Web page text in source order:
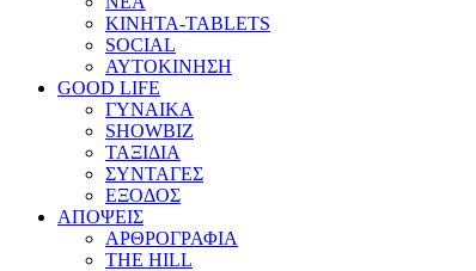
ΚΙΝΗΤΑ-TABLETS
SOCIAL
ΑΥΤΟΚΙΝΗΣΗ
GOOD LIFE
ΓΥΝΑΙΚΑ
SHOWBIZ
ΤΑΞΙΔΙΑ
ΣΥΝΤΑΓΕΣ
ΕΞΟΔΟΣ
ΑΠΟΨΕΙΣ
ΑΡΘΡΟΓΡΑΦΙΑ
THE HILL